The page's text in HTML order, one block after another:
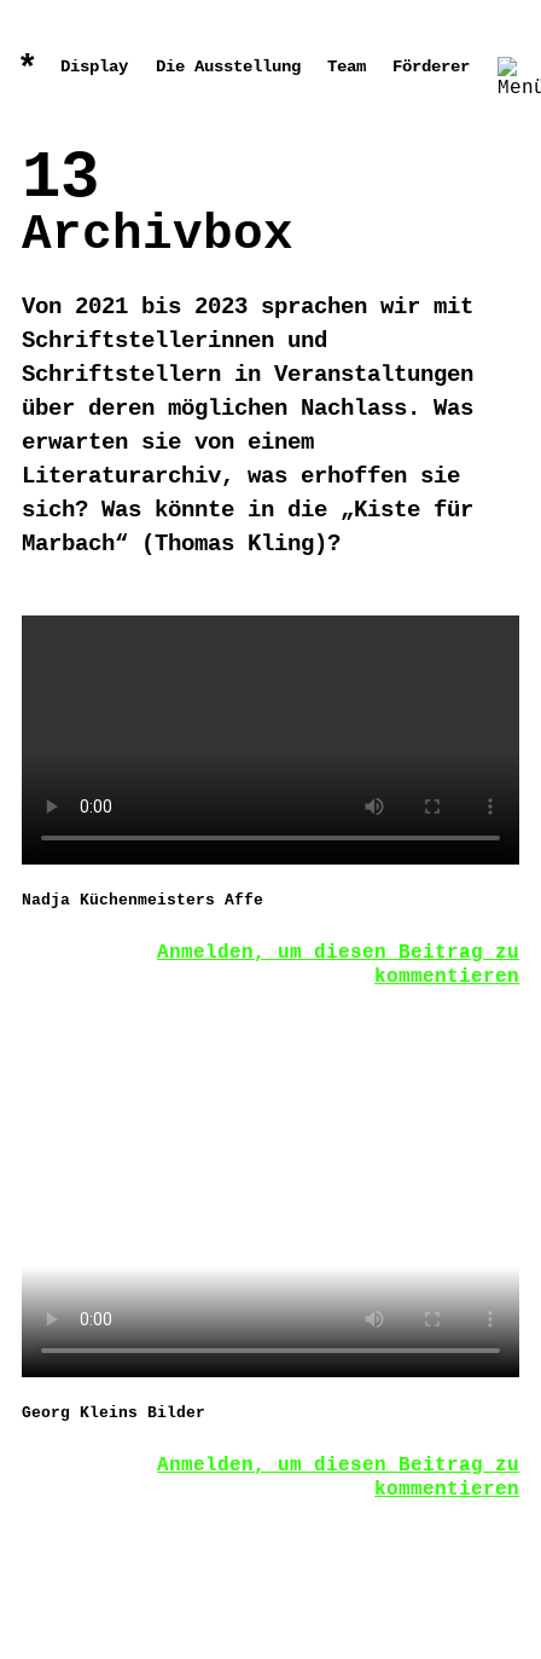
* Display Die Ausstellung Team Förderer
13
Archivbox
Von 2021 bis 2023 sprachen wir mit
Schriftstellerinnen und
Schriftstellern in Veranstaltungen
über deren möglichen Nachlass. Was
erwarten sie von einem
Literaturarchiv, was erhoffen sie
sich? Was könnte in die „Kiste für
Marbach“ (Thomas Kling)?
Nadja Küchenmeisters Affe
Anmelden, um diesen Beitrag zu
kommentieren
Georg Kleins Bilder
Anmelden, um diesen Beitrag zu
kommentieren